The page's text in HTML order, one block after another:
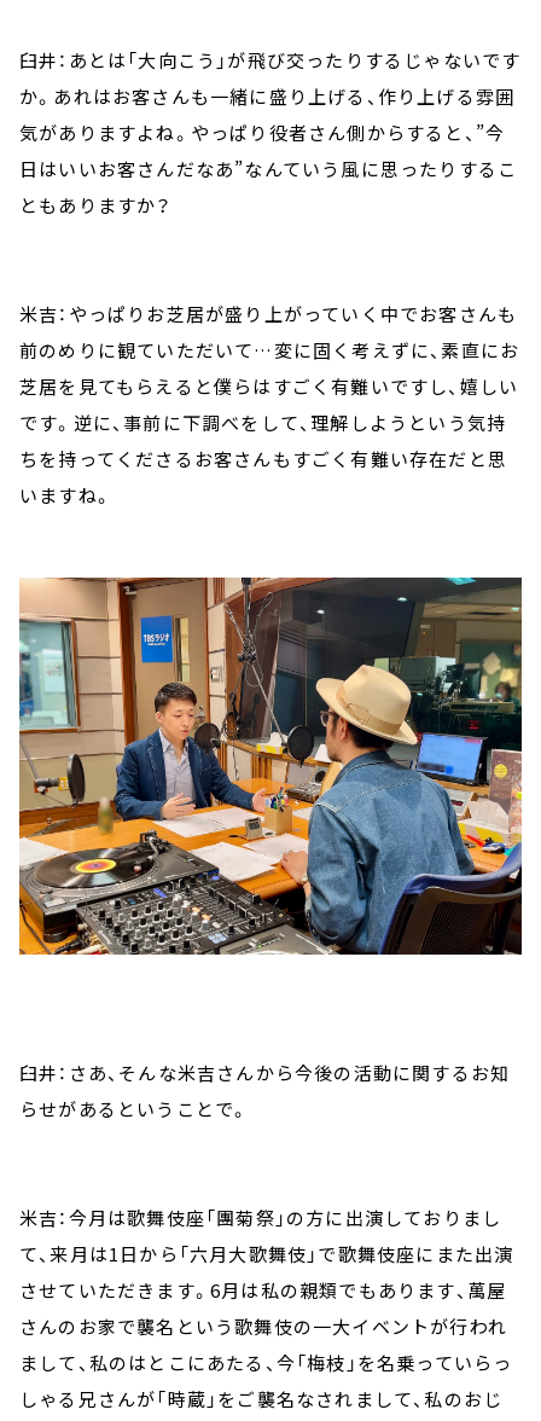
臼井：あとは「大向こう」が飛び交ったりするじゃないです
か。あれはお客さんも一緒に盛り上げる、作り上げる雰囲
気がありますよね。やっぱり役者さん側からすると、”今
日はいいお客さんだなあ”なんていう風に思ったりするこ
ともありますか？
米吉：やっぱりお芝居が盛り上がっていく中でお客さんも
前のめりに観ていただいて…変に固く考えずに、素直にお
芝居を見てもらえると僕らはすごく有難いですし、嬉しい
です。逆に、事前に下調べをして、理解しようという気持
ちを持ってくださるお客さんもすごく有難い存在だと思
いますね。
臼井：さあ、そんな米吉さんから今後の活動に関するお知
らせがあるということで。
米吉：今月は歌舞伎座「團菊祭」の方に出演しておりまし
て、来月は1日から「六月大歌舞伎」で歌舞伎座にまた出演
させていただきます。6月は私の親類でもあります、萬屋
さんのお家で襲名という歌舞伎の一大イベントが行われ
まして、私のはとこにあたる、今「梅枝」を名乗っていらっ
しゃる兄さんが「時蔵」をご襲名なされまして、私のおじ